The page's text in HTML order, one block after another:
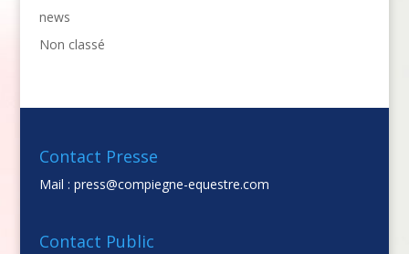
news
Non classé
Contact Presse
Mail : press@compiegne-equestre.com
Contact Public